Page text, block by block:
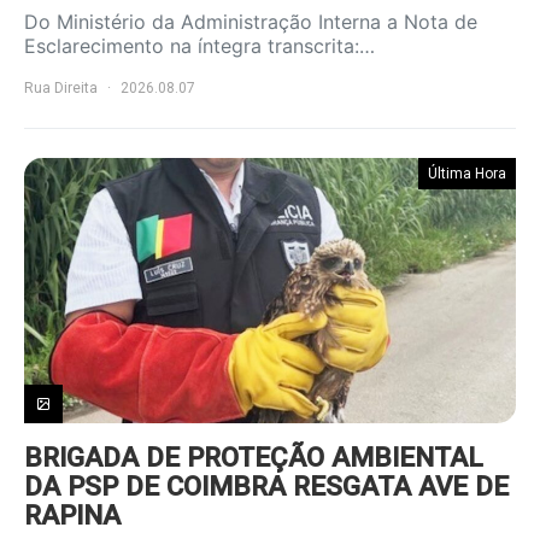
Do Ministério da Administração Interna a Nota de
Esclarecimento na íntegra transcrita:…
Rua Direita 2026.08.07
Última Hora
BRIGADA DE PROTEÇÃO AMBIENTAL
DA PSP DE COIMBRA RESGATA AVE DE
RAPINA